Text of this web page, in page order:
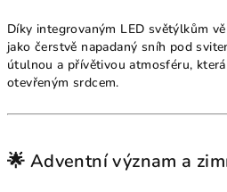
Díky integrovaným LED světýlkům
jako čerstvě napadaný sníh pod
útulnou a přívětivou atmosféru,
otevřeným srdcem.
🌟 Adventní význam a